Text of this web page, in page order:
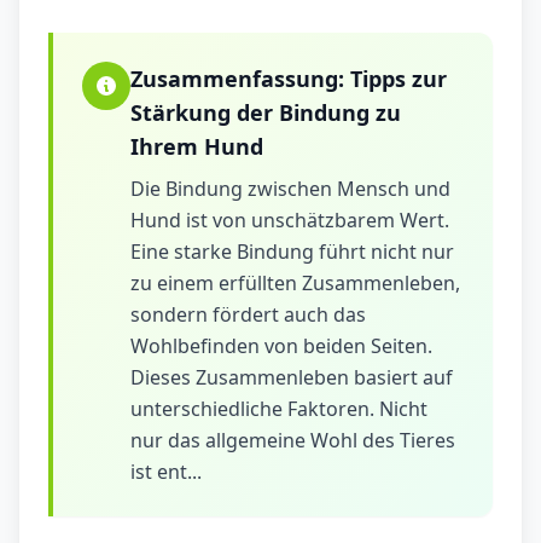
Zusammenfassung: Tipps zur
Stärkung der Bindung zu
Ihrem Hund
Die Bindung zwischen Mensch und
Hund ist von unschätzbarem Wert.
Eine starke Bindung führt nicht nur
zu einem erfüllten Zusammenleben,
sondern fördert auch das
Wohlbefinden von beiden Seiten.
Dieses Zusammenleben basiert auf
unterschiedliche Faktoren. Nicht
nur das allgemeine Wohl des Tieres
ist ent...